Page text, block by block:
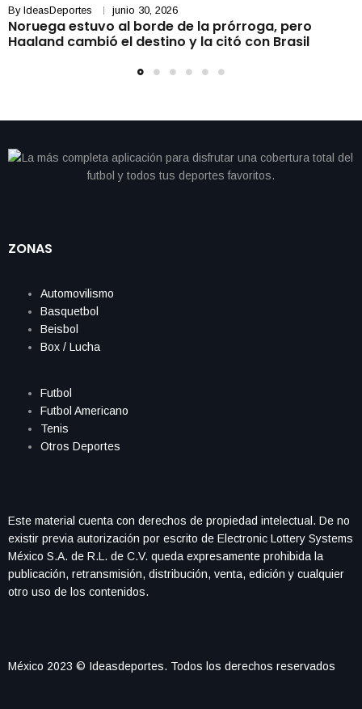
By IdeasDeportes junio 30, 2026
Noruega estuvo al borde de la prórroga, pero
Haaland cambió el destino y la citó con Brasil
ZONAS
Automovilismo
Basquetbol
Beisbol
Box / Lucha
Futbol
Futbol Americano
Tenis
Otros Deportes
Este material cuenta con derechos de propiedad intelectual. De no
existir previa autorización por escrito de Electronic Lottery Systems
México S.A. de R.L. de C.V. queda expresamente prohibida la
publicación, retransmisión, distribución, venta, edición y cualquier
otro uso de los contenidos.
México 2023 © Ideasdeportes. Todos los derechos reservados